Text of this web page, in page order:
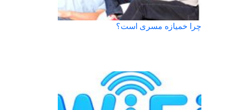
چرا خمیازه مسری است؟